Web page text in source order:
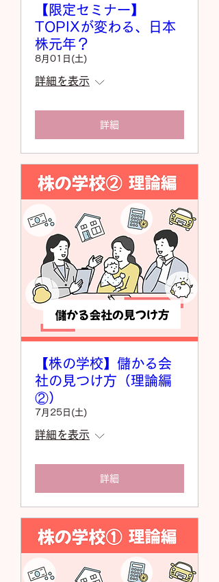
【限定セミナー】
TOPIXが変わる、日本
株元年？
8月01日(土)
詳細を表示
詳細
【株の学校】儲かる会
社の見つけ方（理論編
②）
7月25日(土)
詳細を表示
詳細